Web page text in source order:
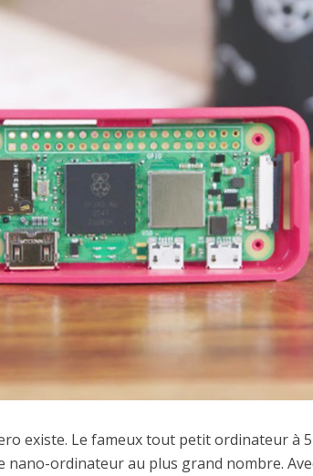
existe. Le fameux tout petit ordinateur à
nano-ordinateur au plus grand nombre.